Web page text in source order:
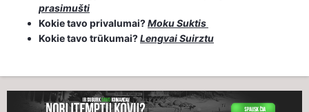
prasimušti
Kokie tavo privalumai?Moku Suktis
Kokie tavo trūkumai?Lengvai Suirztu